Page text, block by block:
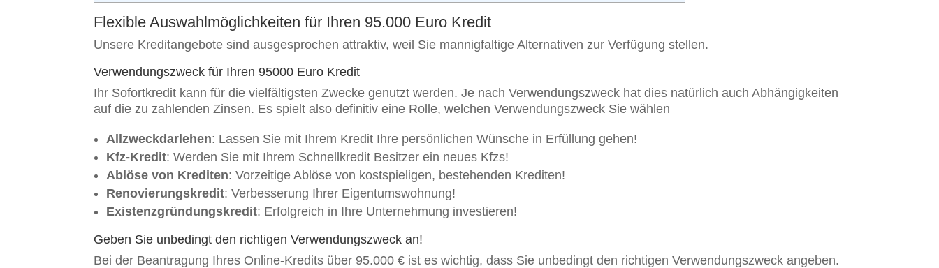
Flexible Auswahlmöglichkeiten für Ihren 95.000 Euro Kredit
Unsere Kreditangebote sind ausgesprochen attraktiv, weil Sie mannigfaltige Alternativen zur Verfügung stellen.
Verwendungszweck für Ihren 95000 Euro Kredit
Ihr Sofortkredit kann für die vielfältigsten Zwecke genutzt werden. Je nach Verwendungszweck hat dies natürlich auch Abhängigkeiten
auf die zu zahlenden Zinsen. Es spielt also definitiv eine Rolle, welchen Verwendungszweck Sie wählen
Allzweckdarlehen: Lassen Sie mit Ihrem Kredit Ihre persönlichen Wünsche in Erfüllung gehen!
Kfz-Kredit: Werden Sie mit Ihrem Schnellkredit Besitzer ein neues Kfzs!
Ablöse von Krediten: Vorzeitige Ablöse von kostspieligen, bestehenden Krediten!
Renovierungskredit: Verbesserung Ihrer Eigentumswohnung!
Existenzgründungskredit: Erfolgreich in Ihre Unternehmung investieren!
Geben Sie unbedingt den richtigen Verwendungszweck an!
Bei der Beantragung Ihres Online-Kredits über 95.000 € ist es wichtig, dass Sie unbedingt den richtigen Verwendungszweck angeben.